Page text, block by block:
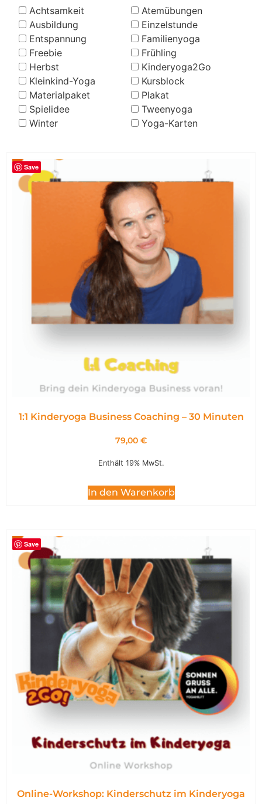
Achtsamkeit
Atemübungen
Ausbildung
Einzelstunde
Entspannung
Familienyoga
Freebie
Frühling
Herbst
Kinderyoga2Go
Kleinkind-Yoga
Kursblock
Materialpaket
Plakat
Spielidee
Tweenyoga
Winter
Yoga-Karten
Save
1:1 Kinderyoga Business Coaching – 30 Minuten
79,00 €
Enthält 19% MwSt.
In den Warenkorb
Save
Online-Workshop: Kinderschutz im Kinderyoga